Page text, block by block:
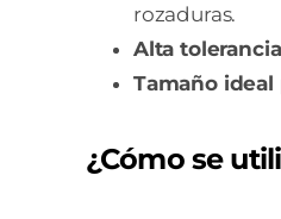
rozaduras.
Alta tolerancia
Tamaño ideal
¿Cómo se